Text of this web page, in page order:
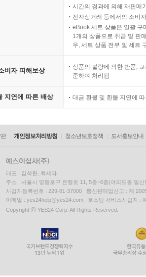
시간의 경과에 의해 재판매
전자상거래 등에서의 소비
eBook 세트 상품은 일괄 구
1개의 상품으로 취급 및 판
우, 세트 상품 전부 및 세트
비자 피해보상
상품의 불량에 의한 반품,
준하여 처리됨
지연에 따른 배상 대금 환불 및 환불 지연에
개인정보처리방침 청소년보호정책 도서홍보안내
대표 : 김석환, 최세라
주소 : 서울시 영등포구 은행로 11, 5층~6층(여의도동,일신
사업자등록번호 : 229-81-37000 통신판매업신고 : 제
이메일 : yes24help@yes24.com 호스팅 서비스사업자 :
Copyright ⓒ YES24 Corp. All Rights Reserved.